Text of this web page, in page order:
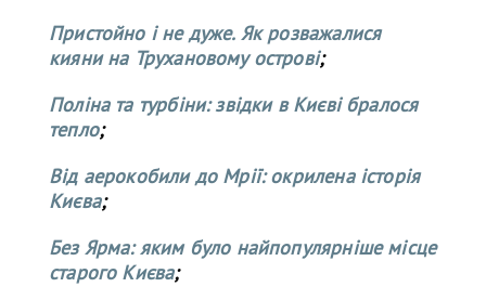
Пристойно і не дуже. Як розважалися
кияни на Трухановому острові;
Поліна та турбіни: звідки в Києві бралося
тепло;
Від аерокобили до Мрії: окрилена історія
Києва;
Без Ярма: яким було найпопулярніше місце
старого Києва;